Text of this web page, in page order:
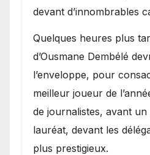
devant d’innombrables
Quelques heures plus
d’Ousmane Dembélé
l’enveloppe, pour
meilleur joueur de
de journalistes, avant
lauréat, devant les
plus prestigieux.